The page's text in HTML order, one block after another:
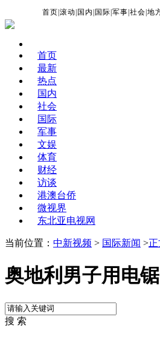
首页 |滚动 国内 国际 |军事 |社会 |地
首页
最新
热点
国内
社会
国际
军事
文娱
体育
财经
访谈
港澳台侨
微视界
东北亚电视网
当前位置： 中新视频 > 国际新闻 >正
奥地利男子用电
搜 索